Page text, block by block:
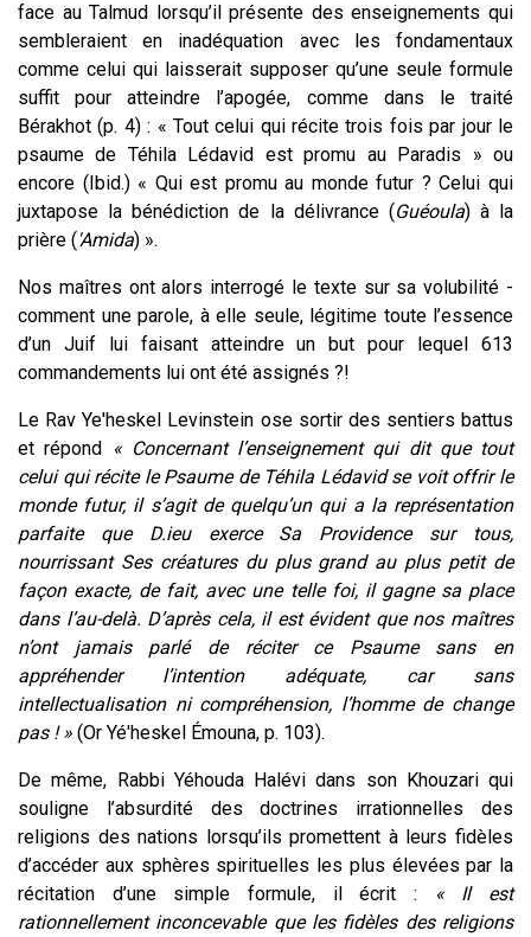
face au Talmud lorsqu’il présente des enseignements qui
sembleraient en inadéquation avec les fondamentaux
comme celui qui laisserait supposer qu’une seule formule
suffit pour atteindre l’apogée, comme dans le traité
Bérakhot (p. 4) : « Tout celui qui récite trois fois par jour le
psaume de Téhila Lédavid est promu au Paradis » ou
encore (Ibid.) « Qui est promu au monde futur ? Celui qui
juxtapose la bénédiction de la délivrance (Guéoula) à la
prière ('Amida) ».
Nos maîtres ont alors interrogé le texte sur sa volubilité -
comment une parole, à elle seule, légitime toute l’essence
d’un Juif lui faisant atteindre un but pour lequel 613
commandements lui ont été assignés ?!
Le Rav Ye'heskel Levinstein ose sortir des sentiers battus
et répond « Concernant l’enseignement qui dit que tout
celui qui récite le Psaume de Téhila Lédavid se voit offrir le
monde futur, il s’agit de quelqu’un qui a la représentation
parfaite que D.ieu exerce Sa Providence sur tous,
nourrissant Ses créatures du plus grand au plus petit de
façon exacte, de fait, avec une telle foi, il gagne sa place
dans l’au-delà. D’après cela, il est évident que nos maîtres
n’ont jamais parlé de réciter ce Psaume sans en
appréhender l’intention adéquate, car sans
intellectualisation ni compréhension, l’homme de change
pas ! » (Or Yé'heskel Émouna, p. 103).
De même, Rabbi Yéhouda Halévi dans son Khouzari qui
souligne l’absurdité des doctrines irrationnelles des
religions des nations lorsqu’ils promettent à leurs fidèles
d’accéder aux sphères spirituelles les plus élevées par la
récitation d’une simple formule, il écrit :
« Il est
rationnellement inconcevable que les fidèles des religions